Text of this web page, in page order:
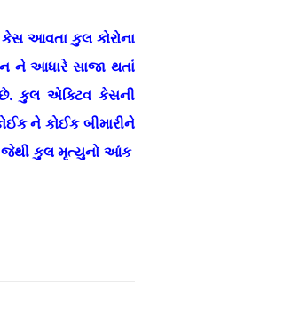
કેસ આવતા કુલ કોરોના
ને આધારે સાજા થતાં
કુલ એક્ટિવ કેસની
ને કોઈક બીમારીને
જેથી કુલ મૃત્યુનો આંક